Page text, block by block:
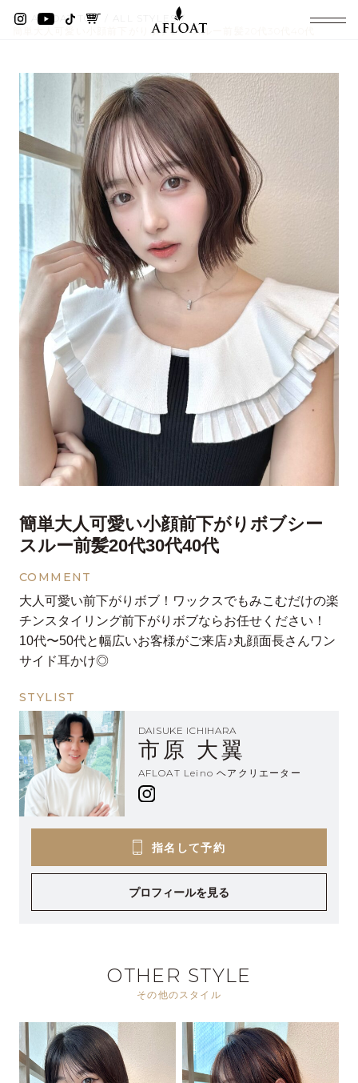
AFLOAT TOP
ALL STYLES
簡単大人可愛い小顔前下がりボブシースルー前髪20代30代40代
簡単大人可愛い小顔前下がりボブシー
スルー前髪20代30代40代
COMMENT
大人可愛い前下がりボブ！ワックスでもみこむだけの楽
チンスタイリング前下がりボブならお任せください！
10代〜50代と幅広いお客様がご来店♪丸顔面長さんワン
サイド耳かけ◎
STYLIST
DAISUKE ICHIHARA
市原 大翼
AFLOAT Leino ヘアクリエーター
指名して予約
プロフィールを見る
OTHER STYLE
その他のスタイル